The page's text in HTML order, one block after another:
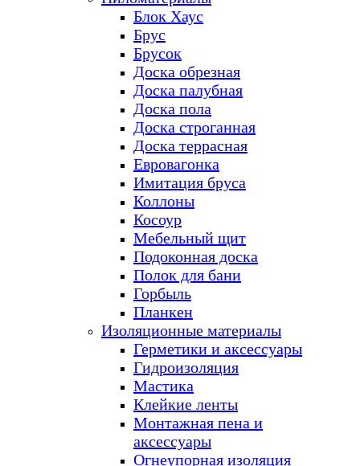
Блок Хаус
Брус
Брусок
Доска обрезная
Доска палубная
Доска пола
Доска строганная
Доска террасная
Евровагонка
Имитация бруса
Коллоны
Косоур
Мебельный щит
Подоконная доска
Полок для бани
Горбыль
Планкен
Изоляционные материалы
Герметики и аксессуары
Гидроизоляция
Мастика
Клейкие ленты
Монтажная пена и
аксессуары
Огнеупорная изоляция